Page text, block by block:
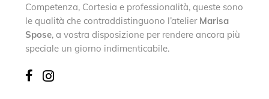
Competenza, Cortesia e professionalità, queste sono
le qualità che contraddistinguono l’atelier Marisa
Spose, a vostra disposizione per rendere ancora più
speciale un giorno indimenticabile.